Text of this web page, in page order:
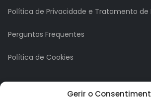
Gerir o
Política de Privacidade e Tratamento de
Perguntas Frequentes
Política de Cookies
A minha conta